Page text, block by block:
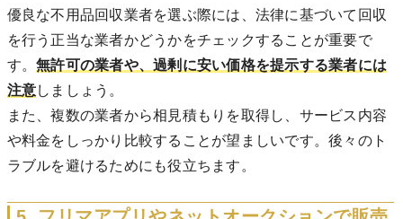
優良な不用品回収業者を選ぶ際には、法律に基づいて回収
を行う正当な業者かどうかをチェックすることが重要で
す。 無許可の業者や、過剰に安い価格を提示する業者には
注意しましょう。
また、複数の業者から相見積もりを取得し、サービス内容
や料金をしっかり比較することが望ましいです。後々のト
ラブルを避けるためにも役立ちます。